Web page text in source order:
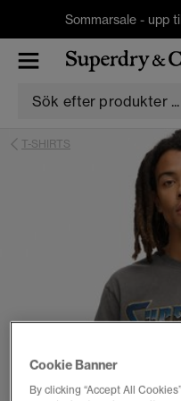
Sommarsale - upp
T-SHIRTS
Cookie Banner
By clicking “Accept All